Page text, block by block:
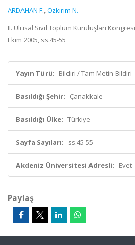
ARDAHAN F.,Özkırım N.
II. Ulusal Sivil Toplum Kuruluşları
Ekim 2005, ss.45-55
Yayın Türü: Bildiri / Tam Metin Bildiri
Basıldığı Şehir: Çanakkale
Basıldığı Ülke: Türkiye
Sayfa Sayıları: ss.45-55
Akdeniz Üniversitesi Adresli: Evet
Paylaş